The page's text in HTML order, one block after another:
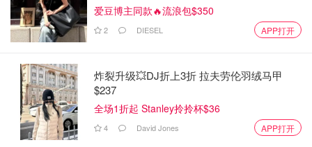
《电梯宝宝》（Elevator Baby） (2019)
《死神来了》（Final Destination） (2000)
爱豆博主同款🔥流浪包$350
2 DIESEL APP打开
炸裂升级💥DJ折上3折 拉夫劳伦羽绒马甲
$237
全场1折起 Stanley拎拎杯$36
4 David Jones APP打开